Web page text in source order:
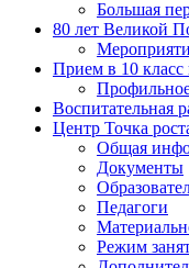
Большая
80 лет Великой
Прием в 10 класс
Воспитательная
Центр Точка
Общая
Документы
Педагоги
Режим